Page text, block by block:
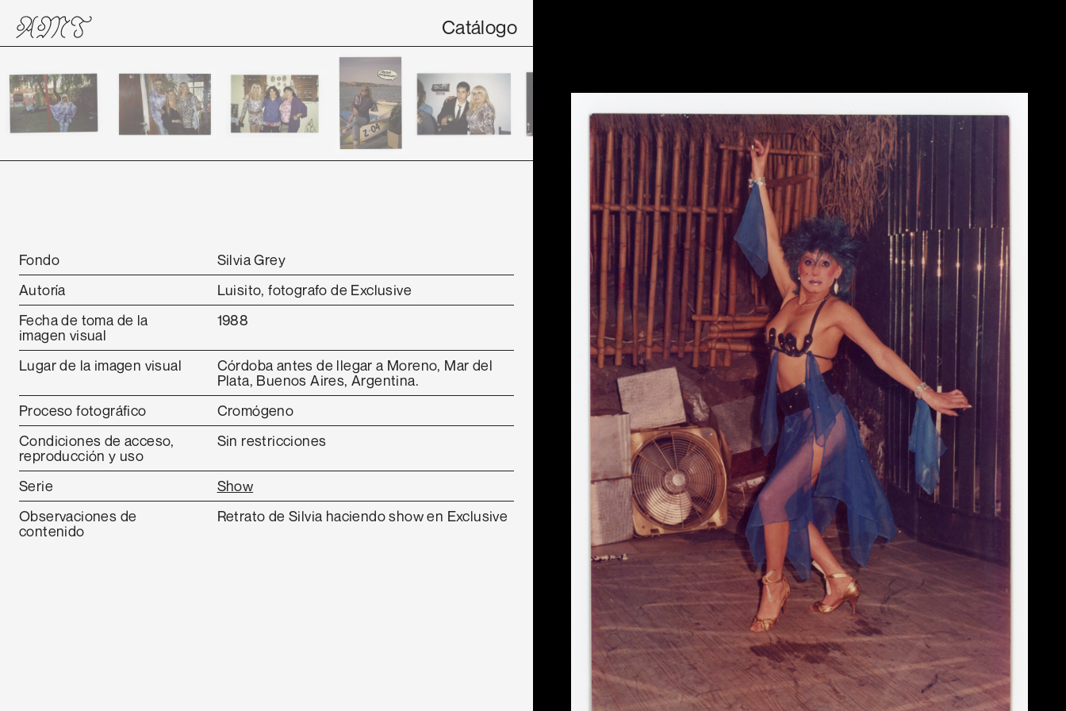
Catálogo
Fondo
Silvia Grey
Autoría
Luisito, fotografo de Exclusive
Fecha de toma de la
imagen visual
1988
Lugar de la imagen visual
Córdoba antes de llegar a Moreno, Mar del
Plata, Buenos Aires, Argentina.
Proceso fotográfico
Cromógeno
Condiciones de acceso,
reproducción y uso
Sin restricciones
Serie
Show
Observaciones de
contenido
Retrato de Silvia haciendo show en Exclusive